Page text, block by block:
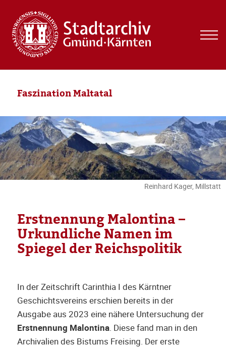
Faszination Maltatal
Reinhard Kager, Millstatt
Erstnennung Malontina –
Urkundliche Namen im
Spiegel der Reichspolitik
In der Zeitschrift Carinthia I des Kärntner
Geschichtsvereins erschien bereits in der
Ausgabe aus 2023 eine nähere Untersuchung der
Erstnennung Malontina. Diese fand man in den
Archivalien des Bistums Freising. Der erste